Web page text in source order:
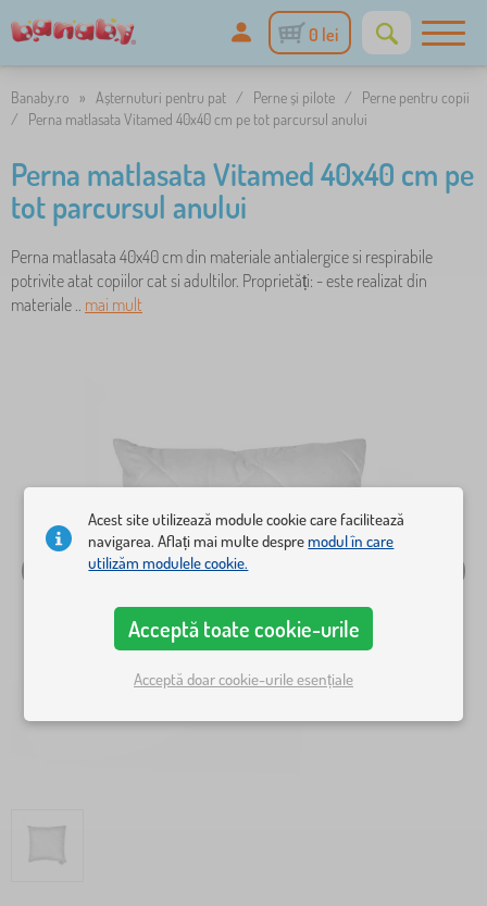
0 lei
Banaby.ro » Așternuturi pentru pat / Perne și pilote /
Perne pentru copii
/
Perna matlasata Vitamed 40x40 cm pe tot parcursul anului
Perna matlasata Vitamed 40x40 cm pe
tot parcursul anului
Perna matlasata 40x40 cm din materiale antialergice si respirabile
potrivite atat copiilor cat si adultilor. Proprietăți: - este realizat din
materiale .. mai mult
Acest site utilizează module cookie care facilitează
navigarea. Aflați mai multe despremodul în care
utilizăm modulele cookie.
Acceptă toate cookie-urile
Acceptă doar cookie-urile esențiale